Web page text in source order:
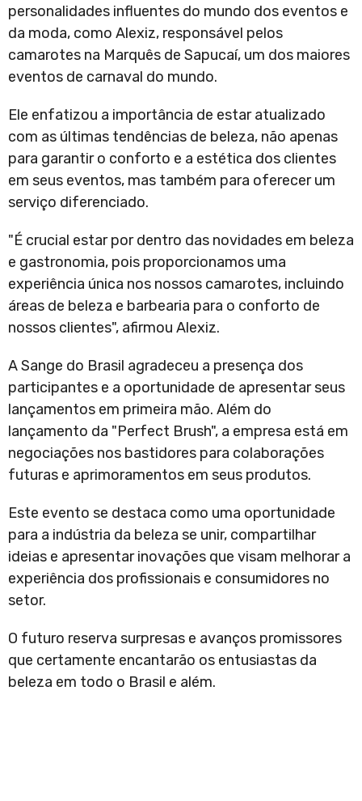
personalidades influentes do mundo dos eventos e
da moda, como Alexiz, responsável pelos
camarotes na Marquês de Sapucaí, um dos maiores
eventos de carnaval do mundo.
Ele enfatizou a importância de estar atualizado
com as últimas tendências de beleza, não apenas
para garantir o conforto e a estética dos clientes
em seus eventos, mas também para oferecer um
serviço diferenciado.
"É crucial estar por dentro das novidades em beleza
e gastronomia, pois proporcionamos uma
experiência única nos nossos camarotes, incluindo
áreas de beleza e barbearia para o conforto de
nossos clientes", afirmou Alexiz.
A Sange do Brasil agradeceu a presença dos
participantes e a oportunidade de apresentar seus
lançamentos em primeira mão. Além do
lançamento da "Perfect Brush", a empresa está em
negociações nos bastidores para colaborações
futuras e aprimoramentos em seus produtos.
Este evento se destaca como uma oportunidade
para a indústria da beleza se unir, compartilhar
ideias e apresentar inovações que visam melhorar a
experiência dos profissionais e consumidores no
setor.
O futuro reserva surpresas e avanços promissores
que certamente encantarão os entusiastas da
beleza em todo o Brasil e além.